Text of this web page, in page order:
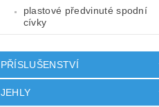
plastové předvinuté spodní
cívky
PŘÍSLUŠENSTVÍ
JEHLY